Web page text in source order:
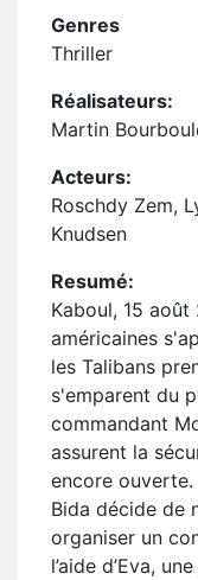
Genres
Thriller
Réalisateurs:
Martin
Acteurs:
Roschdy Zem,
Knudsen
Resumé:
Kaboul, 15
américaines
les Talibans
s'emparent du
commandant
assurent la
encore
Bida décide de
organiser un
l’aide d’Eva,